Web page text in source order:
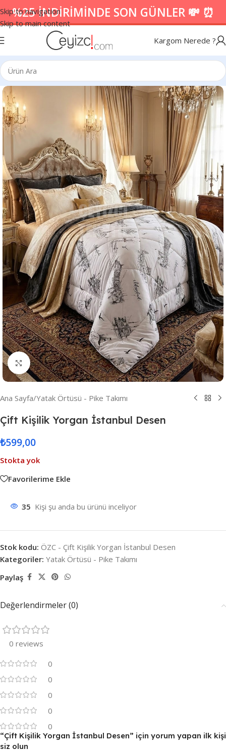
Skip to navigation
Skip to main content
%25 İNDİRİMİNDE SON GÜNLER 💸 ⏰
Kargom Nerede ?
Resmi Büyüt
Ana Sayfa/Yatak Örtüsü - Pike Takımı
Çift Kişilik Yorgan İstanbul Desen
₺599,00
Stokta yok
Favorilerime Ekle
35 Kişi şu anda bu ürünü inceliyor
Stok kodu: ÖZC - Çift Kişilik Yorgan İstanbul Desen
Kategoriler: Yatak Örtüsü - Pike Takımı
Paylaş
Değerlendirmeler (0)
0 reviews
0
0
0
0
0
“Çift Kişilik Yorgan İstanbul Desen” için yorum yapan ilk kişi
siz olun